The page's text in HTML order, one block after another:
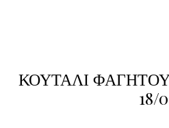
ΚΟΥΤΑΛΙ ΦΑΓΗΤΟΥ
18/0